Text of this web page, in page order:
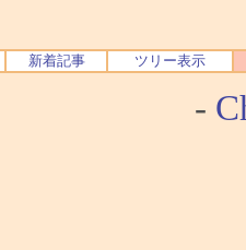
新着記事 ツリー表示
-